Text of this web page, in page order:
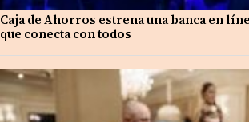
Caja de Ahorros estrena una banca en
que conecta con todos